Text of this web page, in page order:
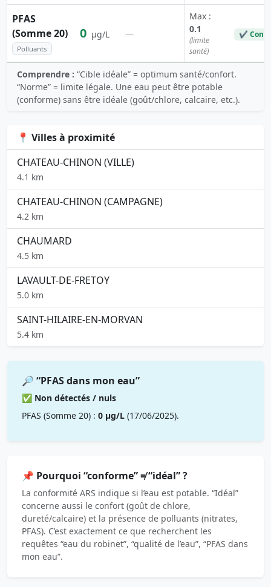
PFAS
(Somme 20)
Polluants
0 µg/L —
Max :
0.1
(limite
santé)
✔
Comprendre : “Cible idéale” = optimum santé/confort.
“Norme” = limite légale. Une eau peut être potable
(conforme) sans être idéale (goût/chlore, calcaire, etc.).
📍 Villes à proximité
CHATEAU-CHINON (VILLE)
4.1 km
CHATEAU-CHINON (CAMPAGNE)
4.2 km
CHAUMARD
4.5 km
LAVAULT-DE-FRETOY
5.0 km
SAINT-HILAIRE-EN-MORVAN
5.4 km
🔎 “PFAS dans mon eau”
✅ Non détectés / nuls
PFAS (Somme 20) : 0 µg/L (17/06/2025).
📌 Pourquoi “conforme” ≠ “idéal” ?
La conformité ARS indique si l’eau est potable. “Idéal”
concerne aussi le confort (goût de chlore,
dureté/calcaire) et la présence de polluants (nitrates,
PFAS). C’est exactement ce que recherchent les
requêtes “eau du robinet”, “qualité de l’eau”, “PFAS dans
mon eau”.